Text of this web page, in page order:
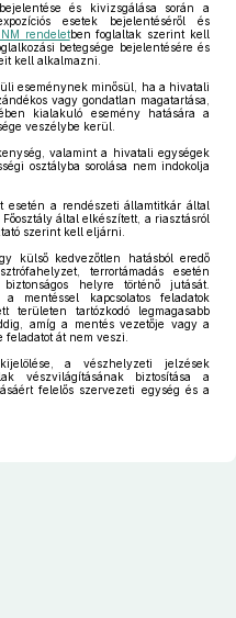
és kivizsgálása során a
esetek bejelentéséről és
rendeletben foglaltak szerint kell
betegsége bejelentésére és
kell alkalmazni.
eseménynek minősül, ha a hivatali
vagy gondatlan magatartása,
kialakuló esemény hatására a
veszélybe kerül.
valamint a hivatali egységek
osztályba sorolása nem indokolja
esetén a rendészeti államtitkár által
által elkészített, a riasztásról
szerint kell eljárni.
külső kedvezőtlen hatásból eredő
terrortámadás esetén
helyre történő jutását.
mentéssel kapcsolatos feladatok
területen tartózkodó legmagasabb
amíg a mentés vezetője vagy a
feladatot át nem veszi.
a vészhelyzeti jelzések
vészvilágításának biztosítása a
felelős szervezeti egység és a